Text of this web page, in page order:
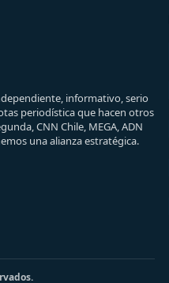
informativo, serio
periodística que hacen otros
CNN Chile, MEGA, ADN
una alianza estratégica.